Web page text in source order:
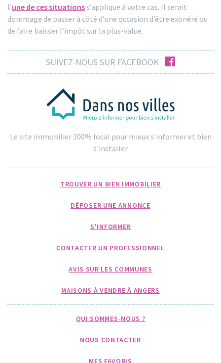
l’une de ces situationss’applique à votre cas. Il serait
dommage de passer à côté d’une occasion d’être exonéré ou
de faire baisser l’impôt sur la plus-value.
SUIVEZ-NOUS SUR FACEBOOK facebook
Le site immobilier 100% local pour mieux s'informer et bien
s'installer
TROUVER UN BIEN IMMOBILIER
DÉPOSER UNE ANNONCE
S'INFORMER
CONTACTER UN PROFESSIONNEL
AVIS SUR LES COMMUNES
MAISONS À VENDRE À ANGERS
QUI SOMMES-NOUS ?
NOUS CONTACTER
MES FAVORIS